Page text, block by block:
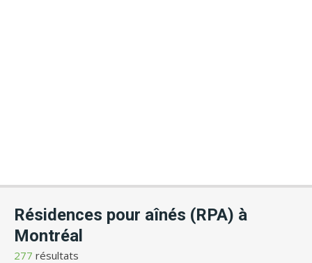
Résidences pour aînés (RPA) à
Montréal
277 résultats